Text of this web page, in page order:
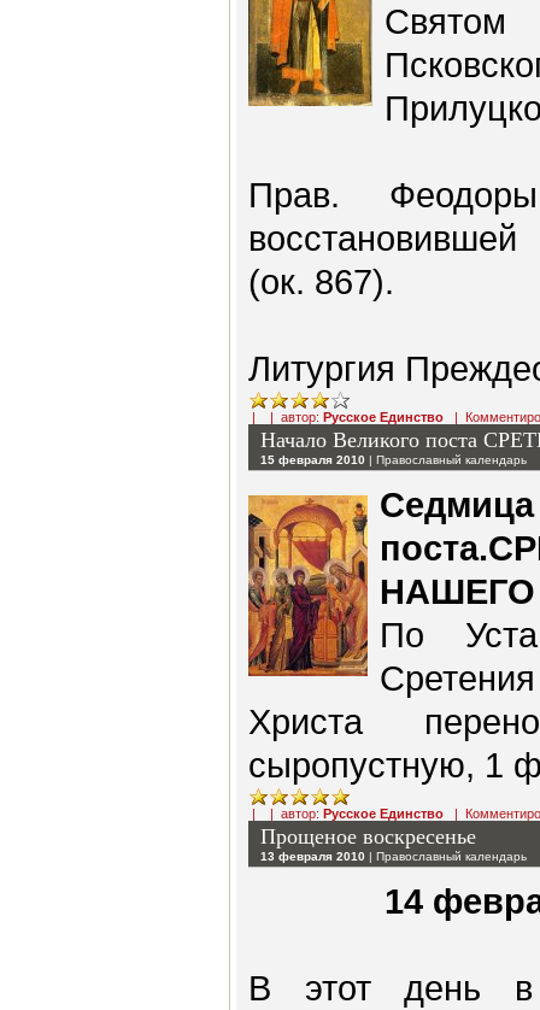
Святом
Прав.
(ок. 867).
Литургия
| | автор: Русское Единство |
Начало Великого поста
15 февраля 2010 | Православный календарь
НАШЕГО
По
Христа
сыропустную, 1
| | автор: Русское Единство |
Прощеное воскресенье
13 февраля 2010 | Православный календарь
14
В этот день в